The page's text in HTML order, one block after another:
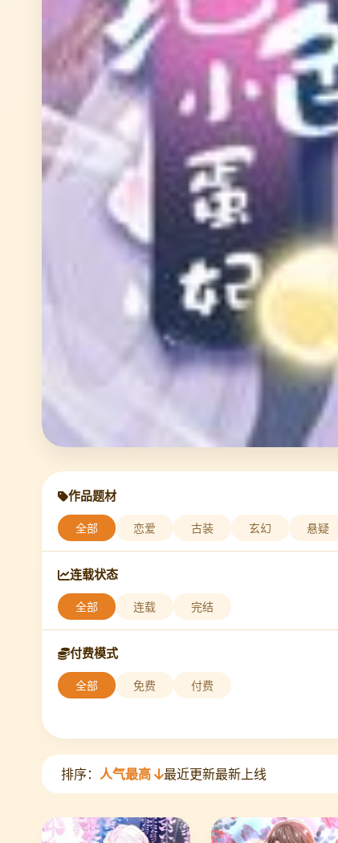
作品题材
全部 恋爱 古装 玄幻 悬疑
连载状态
全部 连载 完结
付费模式
全部 免费 付费
排序： 人气最高 最近更新最新上线